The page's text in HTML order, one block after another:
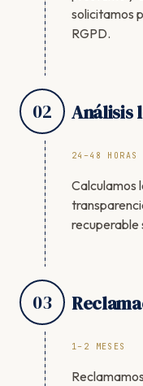
solicitamos
RGPD.
02 Análisis
24–48 HORAS
Calculamos
recuperable
03
1–2 MESES